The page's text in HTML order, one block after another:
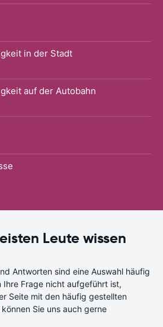
in der Stadt
auf der Autobahn
Leute wissen
Antworten sind eine Auswahl häufig
Ihre Frage nicht aufgeführt ist,
Seite mit den häufig gestellten
Sie uns auch gerne